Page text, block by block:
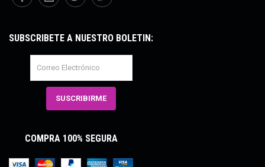
SUBSCRÍBETE A NUESTRO BOLETÍN:
COMPRA 100% SEGURA